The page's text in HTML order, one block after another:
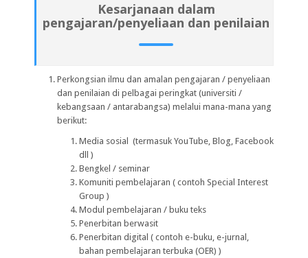
Kesarjanaan dalam
pengajaran/penyeliaan dan penilaian
Perkongsian ilmu dan amalan pengajaran / penyeliaan
dan penilaian di pelbagai peringkat (universiti /
kebangsaan / antarabangsa) melalui mana-mana yang
berikut:
Media sosial (termasuk YouTube, Blog, Facebook
dll )
Bengkel / seminar
Komuniti pembelajaran ( contoh Special Interest
Group )
Modul pembelajaran / buku teks
Penerbitan berwasit
Penerbitan digital ( contoh e-buku, e-jurnal,
bahan pembelajaran terbuka (OER) )